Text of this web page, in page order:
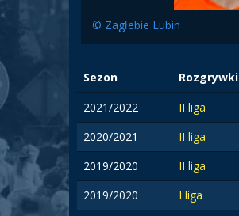
© Zagłebie Lubin
Sezon Rozgrywki
2021/2022
II liga
2020/2021
II liga
2019/2020
II liga
2019/2020
I liga